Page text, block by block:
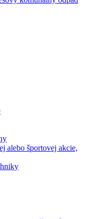
alebo športovej akcie,